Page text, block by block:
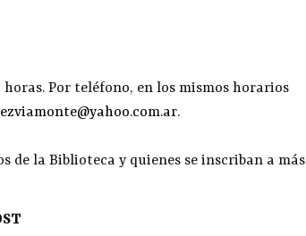
horas. Por teléfono, en los mismos horarios
.
de la Biblioteca y quienes se inscriban a más